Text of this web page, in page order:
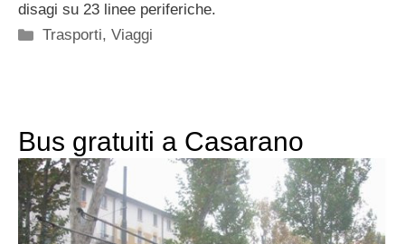
disagi su 23 linee periferiche.
Categorie
Trasporti,Viaggi
Bus gratuiti a Casarano